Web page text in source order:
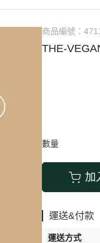
商品編號：
THE-
數量
加
運送&付款
運送方式